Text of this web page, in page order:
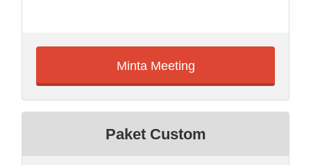
Minta Meeting
Paket Custom